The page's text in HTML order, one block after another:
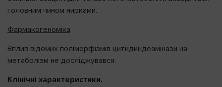
головним чином нирками.
Фармакогеноміка
Вплив відомих поліморфізмів цитидиндеамінази на
метаболізм не досліджувався.
Клінічні характеристики.